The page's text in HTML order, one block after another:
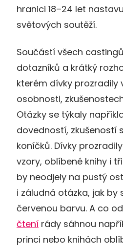
hranici 18–24 let
světových soutěží.
Součástí všech
dotazníků a krátký
kterém dívky prozradily
osobnosti,
Otázky se týkaly
dovedností, zkušeností
koníčků. Dívky
vzory, oblíbené knihy i
by neodjely na pustý
i záludná otázka, jak by
červenou barvu. A co
čtení rády sáhnou
princi nebo knihách